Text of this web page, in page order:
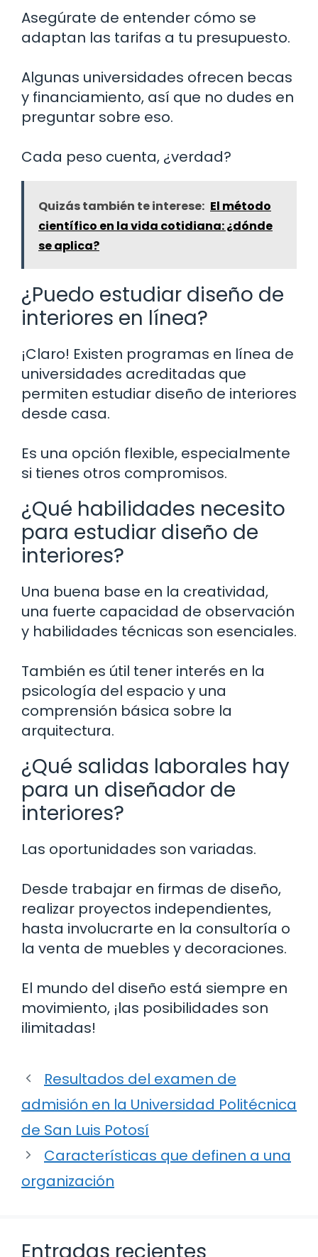
Asegúrate de entender cómo se
adaptan las tarifas a tu presupuesto.
Algunas universidades ofrecen becas
y financiamiento, así que no dudes en
preguntar sobre eso.
Cada peso cuenta, ¿verdad?
Quizás también te interese: El método
científico en la vida cotidiana: ¿dónde
se aplica?
¿Puedo estudiar diseño de
interiores en línea?
¡Claro! Existen programas en línea de
universidades acreditadas que
permiten estudiar diseño de interiores
desde casa.
Es una opción flexible, especialmente
si tienes otros compromisos.
¿Qué habilidades necesito
para estudiar diseño de
interiores?
Una buena base en la creatividad,
una fuerte capacidad de observación
y habilidades técnicas son esenciales.
También es útil tener interés en la
psicología del espacio y una
comprensión básica sobre la
arquitectura.
¿Qué salidas laborales hay
para un diseñador de
interiores?
Las oportunidades son variadas.
Desde trabajar en firmas de diseño,
realizar proyectos independientes,
hasta involucrarte en la consultoría o
la venta de muebles y decoraciones.
El mundo del diseño está siempre en
movimiento, ¡las posibilidades son
ilimitadas!
Resultados del examen de
admisión en la Universidad Politécnica
de San Luis Potosí
Características que definen a una
organización